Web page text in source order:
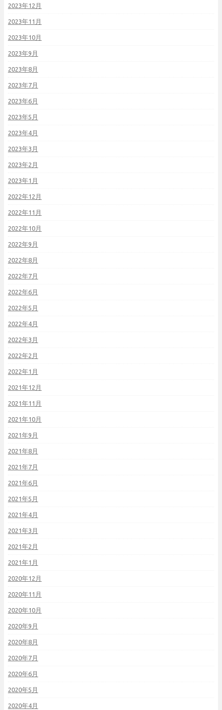
2023年12月
2023年11月
2023年10月
2023年9月
2023年8月
2023年7月
2023年6月
2023年5月
2023年4月
2023年3月
2023年2月
2023年1月
2022年12月
2022年11月
2022年10月
2022年9月
2022年8月
2022年7月
2022年6月
2022年5月
2022年4月
2022年3月
2022年2月
2022年1月
2021年12月
2021年11月
2021年10月
2021年9月
2021年8月
2021年7月
2021年6月
2021年5月
2021年4月
2021年3月
2021年2月
2021年1月
2020年12月
2020年11月
2020年10月
2020年9月
2020年8月
2020年7月
2020年6月
2020年5月
2020年4月